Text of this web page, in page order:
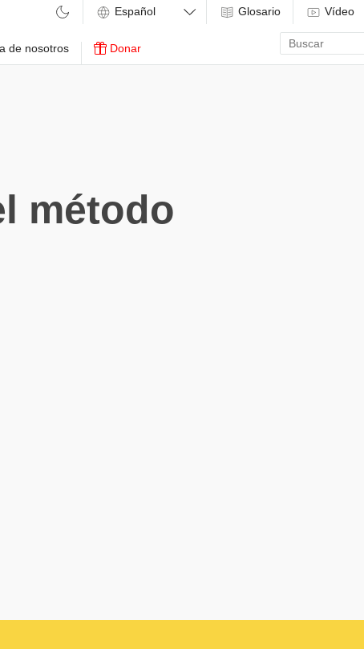
de nosotros Donar
Glosario Vídeo
Enter
search
term
método